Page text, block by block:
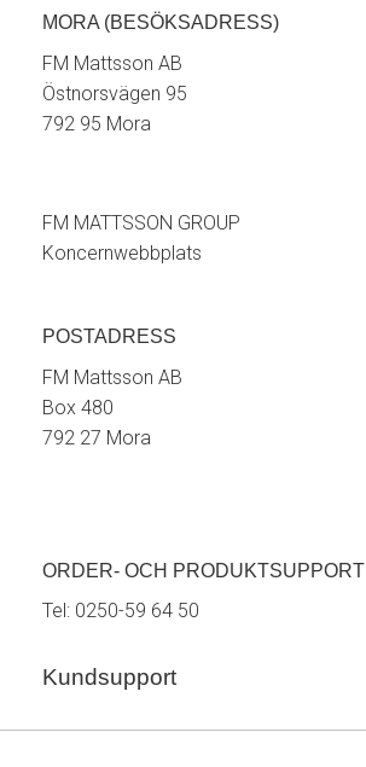
MORA (BESÖKSADRESS)
FM Mattsson AB
Östnorsvägen 95
792 95 Mora
FM MATTSSON GROUP
Koncernwebbplats
POSTADRESS
FM Mattsson AB
Box 480
792 27 Mora
ORDER- OCH PRODUKTSUPPORT
Tel: 0250-59 64 50
Kundsupport